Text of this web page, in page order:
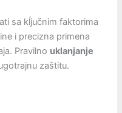
sa kĺjučnim faktorima
i precizna primena
Pravilno uklanjanje
zaštitu.